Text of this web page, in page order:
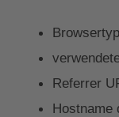
Referrer
Hostname